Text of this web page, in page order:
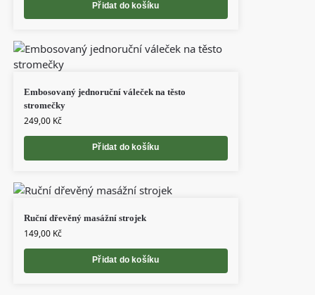
Přidat do košíku
Embosovaný jednoruční váleček na těsto
stromečky
249,00 Kč
Přidat do košíku
Ruční dřevěný masážní strojek
149,00 Kč
Přidat do košíku